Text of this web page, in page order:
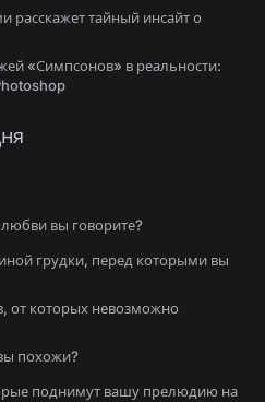
расскажет тайный инсайт о
«Симпсонов» в реальности:
вы говорите?
грудки, перед которыми вы
от которых невозможно
похожи?
поднимут вашу прелюдию на